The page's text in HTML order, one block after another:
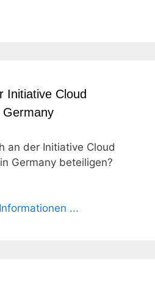
Initiative Cloud
Germany
an der Initiative Cloud
Germany beteiligen?
...